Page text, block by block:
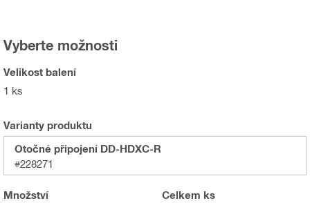
Vyberte možnosti
Velikost balení
1 ks
Varianty produktu
Otočné připojení DD-HDXC-R
#228271
Množství Celkem ks